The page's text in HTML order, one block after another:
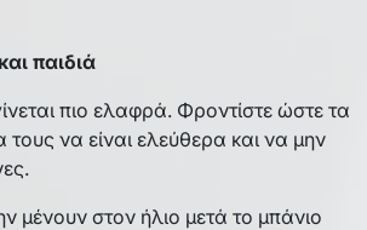
παιδιά
πιο ελαφρά. Φροντίστε ώστε τα
τους να είναι ελεύθερα και να μην
μένουν στον ήλιο μετά το μπάνιο